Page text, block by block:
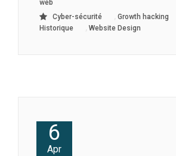
web
Cyber-sécurité
Growth hacking
Historique Website Design
6
Apr